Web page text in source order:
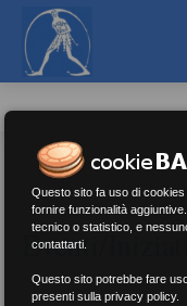
Eventi/
Questo sito fa uso di
fornire funzionalità
tecnico o statistico, e
contattarti.
Questo sito potrebbe fare
presenti sulla privacy policy.